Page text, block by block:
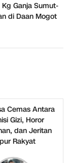
Ganja Sumut-
di Daan Mogot
Cemas Antara
Gizi, Horor
dan Jeritan
Rakyat